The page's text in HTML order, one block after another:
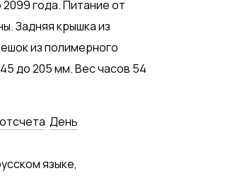
года. Питание от
Задняя крышка из
из полимерного
до 205 мм. Вес часов 54
День
языке,